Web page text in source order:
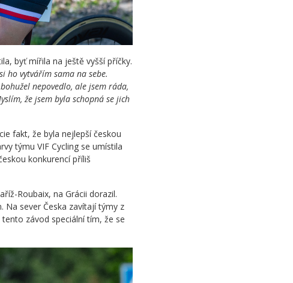
byť mířila na ještě vyšší příčky.
ho vytvářím sama na sebe.
nepovedlo, ale jsem ráda,
že jsem byla schopná se jich
fakt, že byla nejlepší českou
týmu VIF Cycling se umístila
konkurencí příliš
Roubaix, na Grácii dorazil.
Na sever Česka zavítají týmy z
závod speciální tím, že se